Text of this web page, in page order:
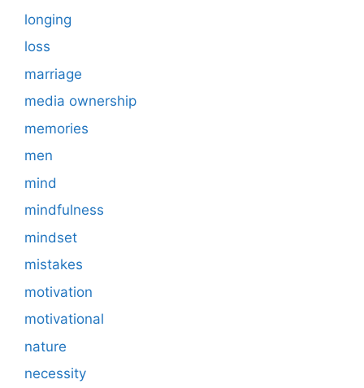
longing
loss
marriage
media ownership
memories
men
mind
mindfulness
mindset
mistakes
motivation
motivational
nature
necessity